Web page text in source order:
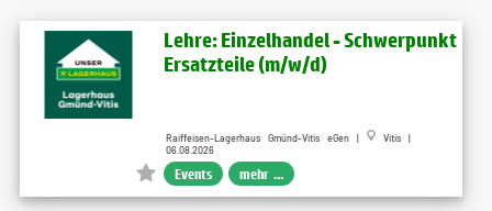
Lehre: Einzelhandel - Schwerpunkt
Ersatzteile (m/w/d)
Raiffeisen-Lagerhaus Gmünd-Vitis eGen |
Vitis |
06.08.2026
Events mehr ...